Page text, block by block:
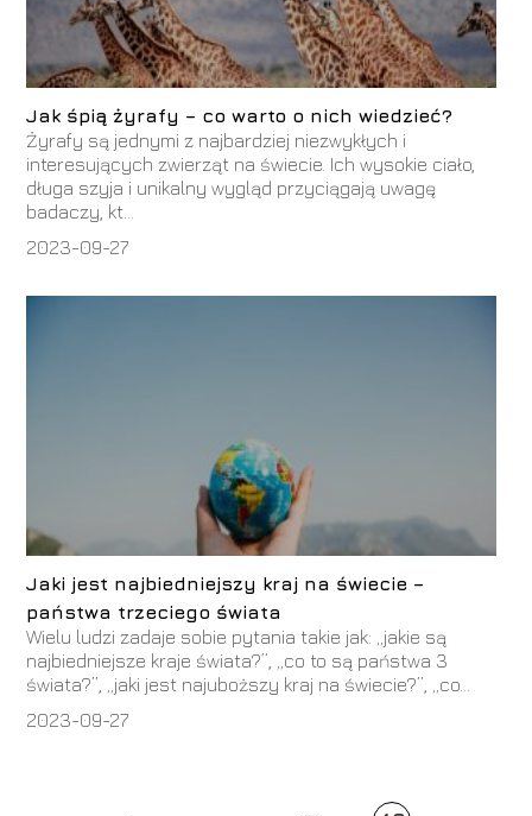
Jak śpią żyrafy – co warto o nich wiedzieć?
Żyrafy są jednymi z najbardziej niezwykłych i
interesujących zwierząt na świecie. Ich wysokie ciało,
długa szyja i unikalny wygląd przyciągają uwagę
badaczy, kt...
2023-09-27
Jaki jest najbiedniejszy kraj na świecie –
państwa trzeciego świata
Wielu ludzi zadaje sobie pytania takie jak: „jakie są
najbiedniejsze kraje świata?”, „co to są państwa 3
świata?”, „jaki jest najuboższy kraj na świecie?”, „co...
2023-09-27